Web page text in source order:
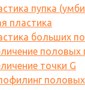
пупка
пластика
больших
половых
точки G
половых